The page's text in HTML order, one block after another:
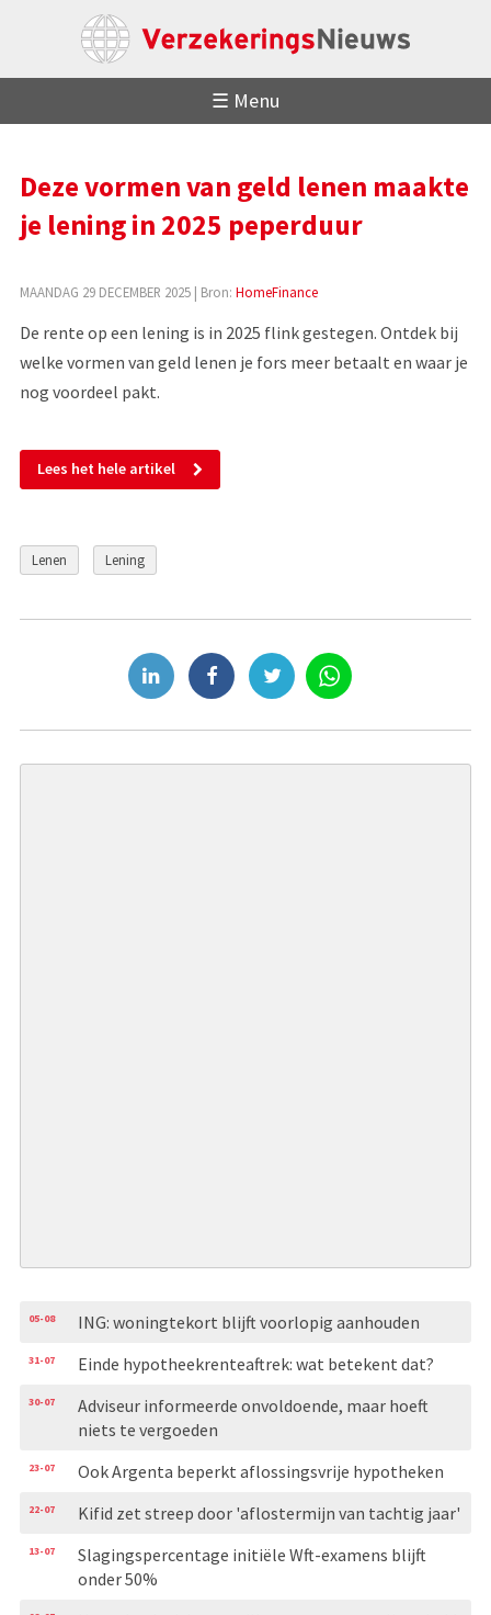
☰ Menu
Deze vormen van geld lenen maakte
je lening in 2025 peperduur
MAANDAG 29 DECEMBER 2025| Bron: HomeFinance
De rente op een lening is in 2025 flink gestegen. Ontdek bij
welke vormen van geld lenen je fors meer betaalt en waar je
nog voordeel pakt.
Lees het hele artikel
Lenen Lening
05-08 ING: woningtekort blijft voorlopig aanhouden
31-07 Einde hypotheekrenteaftrek: wat betekent dat?
30-07
Adviseur informeerde onvoldoende, maar hoeft
niets te vergoeden
23-07 Ook Argenta beperkt aflossingsvrije hypotheken
22-07 Kifid zet streep door 'aflostermijn van tachtig jaar'
13-07
Slagingspercentage initiële Wft-examens blijft
onder 50%